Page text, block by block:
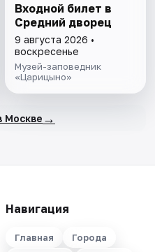
Входной билет в
Средний дворец
9 августа 2026 •
воскресенье
Музей-заповедник
«Царицыно»
Москве →
Навигация
Главная
Города